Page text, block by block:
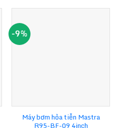
VND.
-9%
Máy bơm hỏa tiễn Mastra
R95-BF-09 4inch